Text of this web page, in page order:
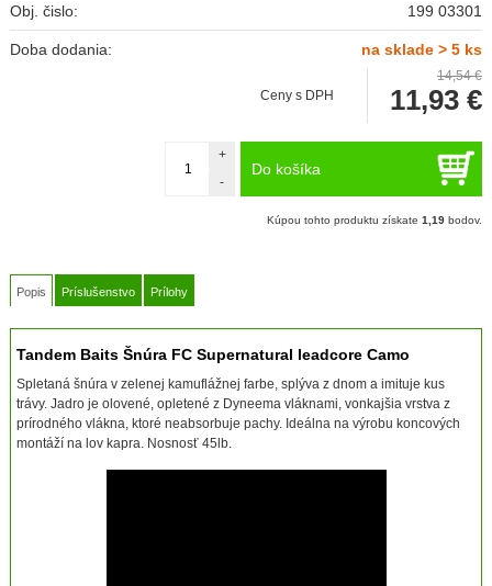
Obj. čislo: 199 03301
Doba dodania: na sklade > 5 ks
Ceny s DPH
14,54 €
11,93 €
Do košíka
-
+
Kúpou tohto produktu získate1,19 bodov.
Popis Príslušenstvo Prílohy
Tandem Baits Šnúra FC Supernatural leadcore Camo
Spletaná šnúra v zelenej kamuflážnej farbe, splýva z dnom a imituje kus
trávy. Jadro je olovené, opletené z Dyneema vláknami, vonkajšia vrstva z
prírodného vlákna, ktoré neabsorbuje pachy. Ideálna na výrobu koncových
montáží na lov kapra. Nosnosť 45lb.